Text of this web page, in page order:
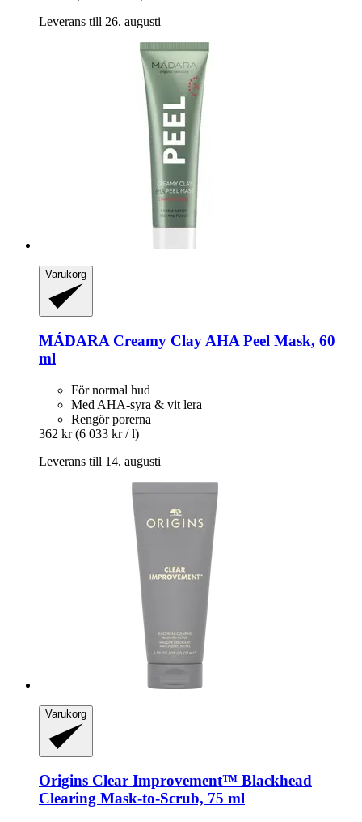
Leverans till 26. augusti
Varukorg
MÁDARA Creamy Clay AHA Peel Mask, 60
ml
För normal hud
Med AHA-syra & vit lera
Rengör porerna
362 kr (6 033 kr / l)
Leverans till 14. augusti
Varukorg
Origins Clear Improvement™ Blackhead
Clearing Mask-​to-​Scrub, 75 ml